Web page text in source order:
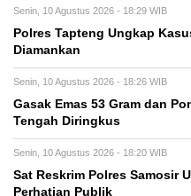
Senin, 10 Agustus 2026 - 18:29 WIB
Polres Tapteng Ungkap
Diamankan
Senin, 10 Agustus 2026 - 18:26 WIB
Gasak Emas 53 Gram dan
Tengah Diringkus
Senin, 10 Agustus 2026 - 18:20 WIB
Sat Reskrim Polres Samosir
Perhatian Publik